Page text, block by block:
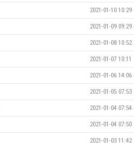
2021-01-10 10:29
2021-01-09 09:29
2021-01-08 10:52
2021-01-07 10:11
2021-01-06 14:06
2021-01-05 07:53
2021-01-04 07:54
2021-01-04 07:50
2021-01-03 11:42